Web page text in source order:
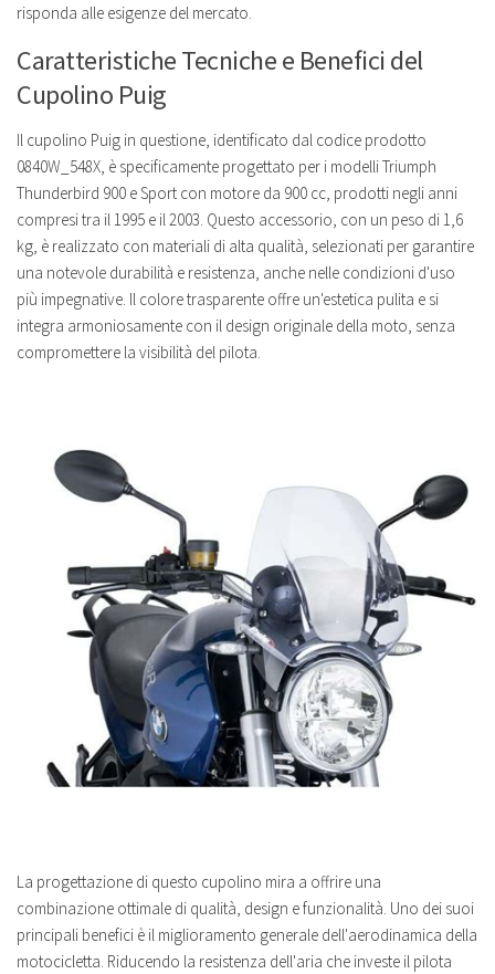
risponda alle esigenze del mercato.
Caratteristiche Tecniche e Benefici del
Cupolino Puig
Il cupolino Puig in questione, identificato dal codice prodotto
0840W_548X, è specificamente progettato per i modelli Triumph
Thunderbird 900 e Sport con motore da 900 cc, prodotti negli anni
compresi tra il 1995 e il 2003. Questo accessorio, con un peso di 1,6
kg, è realizzato con materiali di alta qualità, selezionati per garantire
una notevole durabilità e resistenza, anche nelle condizioni d'uso
più impegnative. Il colore trasparente offre un'estetica pulita e si
integra armoniosamente con il design originale della moto, senza
compromettere la visibilità del pilota.
La progettazione di questo cupolino mira a offrire una
combinazione ottimale di qualità, design e funzionalità. Uno dei suoi
principali benefici è il miglioramento generale dell'aerodinamica della
motocicletta. Riducendo la resistenza dell'aria che investe il pilota